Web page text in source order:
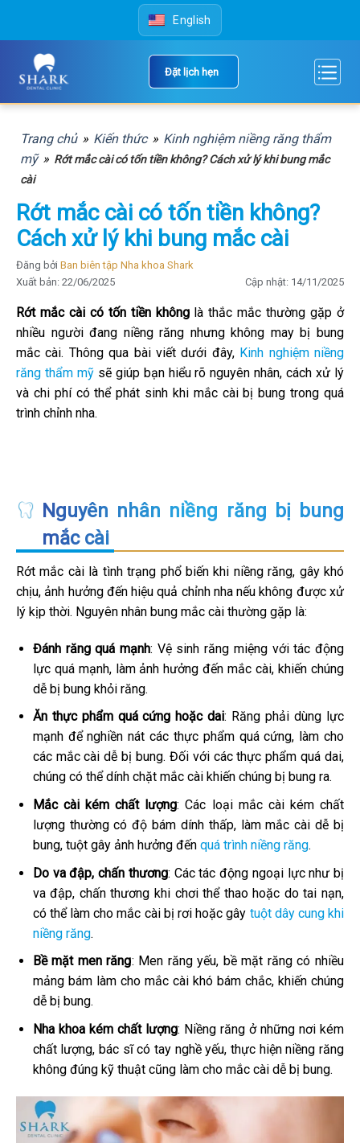
content
English
Đặt lịch hẹn
Trang chủ » Kiến thức » Kinh nghiệm niềng răng thẩm
mỹ » Rớt mắc cài có tốn tiền không? Cách xử lý khi bung mắc
cài
Rớt mắc cài có tốn tiền không?
Cách xử lý khi bung mắc cài
Đăng bởi Ban biên tập Nha khoa Shark
Xuất bản: 22/06/2025
Cập nhật: 14/11/2025
Rớt mắc cài có tốn tiền khônglà thắc mắc thường gặp ở
nhiều người đang niềng răng nhưng không may bị bung
mắc cài. Thông qua bài viết dưới đây, Kinh nghiệm niềng
răng thẩm mỹsẽ giúp bạn hiểu rõ nguyên nhân, cách xử lý
và chi phí có thể phát sinh khi mắc cài bị bung trong quá
trình chỉnh nha.
Nguyên nhân niềng răng bị bung
mắc cài
Rớt mắc cài là tình trạng phổ biến khi niềng răng, gây khó
chịu, ảnh hưởng đến hiệu quả chỉnh nha nếu không được xử
lý kịp thời. Nguyên nhân bung mắc cài thường gặp là:
Đánh răng quá mạnh: Vệ sinh răng miệng với tác động
lực quá mạnh, làm ảnh hưởng đến mắc cài, khiến chúng
dễ bị bung khỏi răng.
Ăn thực phẩm quá cứng hoặc dai: Răng phải dùng lực
mạnh để nghiền nát các thực phẩm quá cứng, làm cho
các mắc cài dễ bị bung. Đối với các thực phẩm quá dai,
chúng có thể dính chặt mắc cài khiến chúng bị bung ra.
Mắc cài kém chất lượng: Các loại mắc cài kém chất
lượng thường có độ bám dính thấp, làm mắc cài dễ bị
bung, tuột gây ảnh hưởng đến quá trình niềng răng.
Do va đập, chấn thương: Các tác động ngoại lực như bị
va đập, chấn thương khi chơi thể thao hoặc do tai nạn,
có thể làm cho mắc cài bị rơi hoặc gây tuột dây cung khi
niềng răng.
Bề mặt men răng: Men răng yếu, bề mặt răng có nhiều
mảng bám làm cho mắc cài khó bám chắc, khiến chúng
dễ bị bung.
Nha khoa kém chất lượng: Niềng răng ở những nơi kém
chất lượng, bác sĩ có tay nghề yếu, thực hiện niềng răng
không đúng kỹ thuật cũng làm cho mắc cài dễ bị bung.